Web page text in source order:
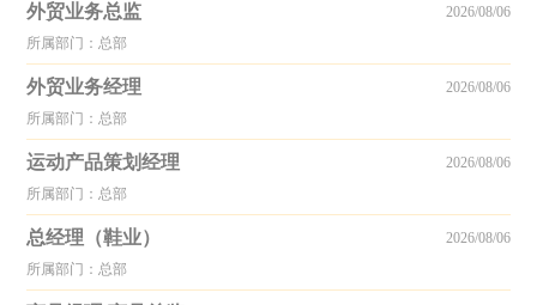
外贸业务总监
所属部门：总部
2026/08/06
外贸业务经理
所属部门：总部
2026/08/06
运动产品策划经理
所属部门：总部
2026/08/06
总经理（鞋业）
所属部门：总部
2026/08/06